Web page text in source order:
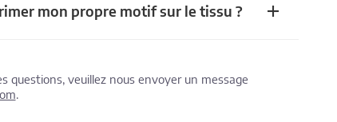
mon propre motif sur le tissu ?
questions, veuillez nous envoyer un message
.